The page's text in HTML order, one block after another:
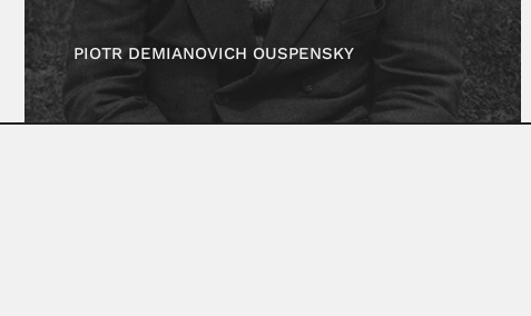
PIOTR DEMIANOVICH OUSPENSKY